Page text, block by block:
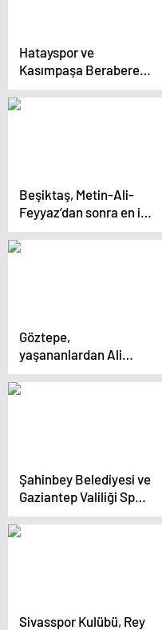
Hatayspor ve
Kasımpaşa Berabere
Kaldı
Beşiktaş, Metin-Ali-
Feyyaz’dan sonra en iyi
forvet oyuncularını bu
sene seyredecek
Göztepe,
yaşananlardan Ali
Koç’u sorumlu tuttu:
Taraftarlarımızı
Şahinbey Belediyesi ve
Gaziantep Valiliği Spor
Altyapısını
Güçlendirmek İçin
Sivasspor Kulübü, Rey